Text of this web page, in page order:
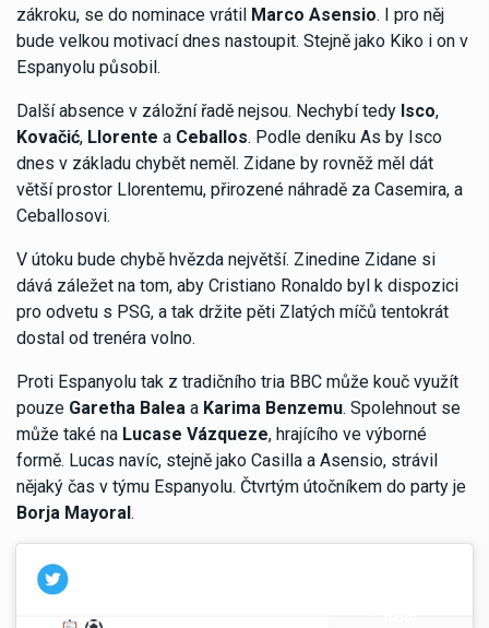
zákroku, se do nominace vrátil Marco Asensio. I pro něj
bude velkou motivací dnes nastoupit. Stejně jako Kiko i on v
Espanyolu působil.
Další absence v záložní řadě nejsou. Nechybí tedy Isco,
Kovačić, Llorente a Ceballos. Podle deníku As by Isco
dnes v základu chybět neměl. Zidane by rovněž měl dát
větší prostor Llorentemu, přirozené náhradě za Casemira, a
Ceballosovi.
V útoku bude chybě hvězda největší. Zinedine Zidane si
dává záležet na tom, aby Cristiano Ronaldo byl k dispozici
pro odvetu s PSG, a tak držite pěti Zlatých míčů tentokrát
dostal od trenéra volno.
Proti Espanyolu tak z tradičního tria BBC může kouč využít
pouze Garetha Balea a Karima Benzemu. Spolehnout se
může také na Lucase Vázqueze, hrajícího ve výborné
formě. Lucas navíc, stejně jako Casilla a Asensio, strávil
nějaký čas v týmu Espanyolu. Čtvrtým útočníkem do party je
Borja Mayoral.